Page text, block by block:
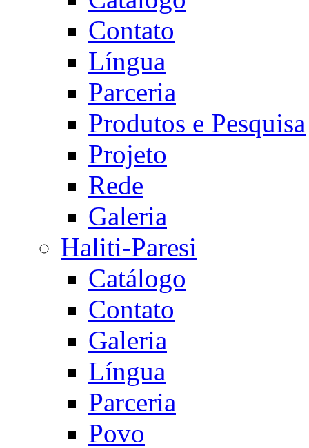
Contato
Língua
Parceria
Produtos e Pesquisa
Projeto
Rede
Galeria
Haliti-Paresi
Catálogo
Contato
Galeria
Língua
Parceria
Povo